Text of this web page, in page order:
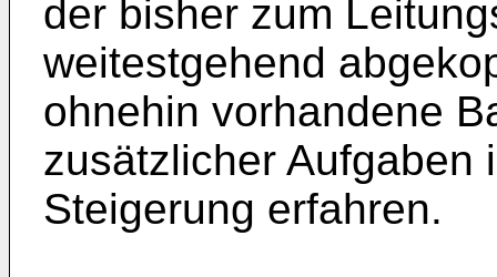
der bisher zum
weitestgehend
ohnehin vorhandene
zu­sätzlicher Aufgaben
Steigerung erfahren.